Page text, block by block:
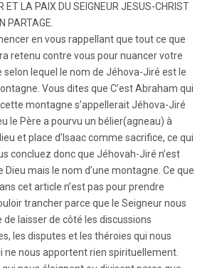
ET LA PAIX DU SEIGNEUR JESUS-CHRIST
PARTAGE.
en vous rappellant que tout ce que
retenu contre vous pour nuancer votre
lequel le nom de Jéhova-Jiré est le
Vous dites que C’est Abraham qui
montagne s’appellerait Jéhova-Jiré
le Père a pourvu un bélier(agneau) à
et place d’Isaac comme sacrifice, ce qui
concluez donc que Jéhovah-Jiré n’est
Dieu mais le nom d’une montagne. Ce que
cet article n’est pas pour prendre
trancher parce que le Seigneur nous
laisser de côté les discussions
les disputes et les théroies qui nous
ne nous apportent rien spirituellement.